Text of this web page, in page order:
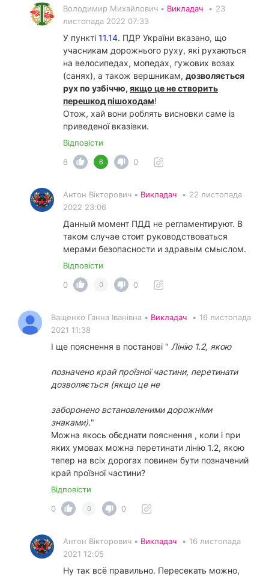
Володимир Михайлович • Викладач • 23
листопада 2022 07:33
У пункті 11.14. ПДР України вказано, що
учасникам дорожнього руху, які рухаються
на велосипедах, мопедах, гужових возах
(санях), а також вершникам, дозволяється
рух по узбіччю, якщо це не створить
перешкодпішоходам!
Отож, хай вони роблять висновки саме із
приведеної вказівки.
Відповісти
6
6 0
Антон Вікторович • Викладач • 22 листопада
2022 23:06
Данный момент ПДД не регламентируют. В
таком случае стоит руководствоваться
мерами безопасности и здравым смыслом.
Відповісти
0
0 0
Ващенко Ганна Іванівна • Викладач • 16 листопада
2021 11:38
І ще пояснення в постанові " Лінію 1.2, якою
позначено край проїзної частини, перетинати
дозволяється (якщо це не
заборонено встановленими дорожніми
знаками)."
Можна якось обєднати пояснення , коли і при
яких умовах можна перетинати лінію 1.2, якою
тепер на всіх дорогах повинен бути позначений
край проїзної частини?
Відповісти
0
0 0
Антон Вікторович • Викладач • 16 листопада
2021 12:05
Ну так всё правильно. Пересекать можно,